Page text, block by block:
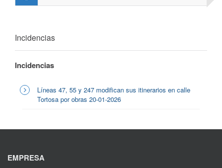
Incidencias
Incidencias
Líneas 47, 55 y 247 modifican sus itinerarios en calle
Tortosa por obras 20-01-2026
EMPRESA